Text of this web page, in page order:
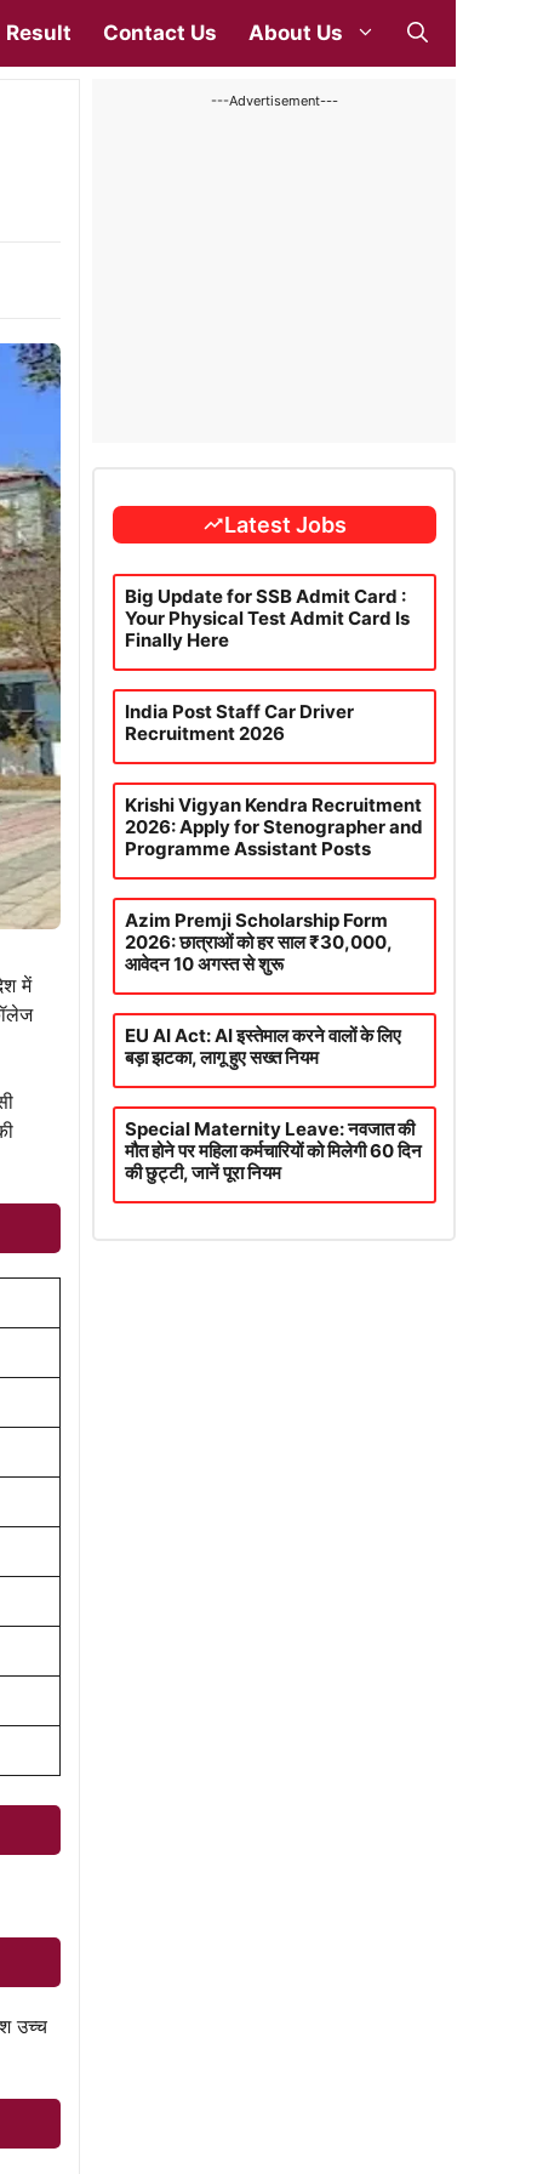
Result Contact Us About Us
में
उच्च
---Advertisement---
Latest Jobs
Big Update for SSB Admit Card :
Your Physical Test Admit Card Is
Finally Here
India Post Staff Car Driver
Recruitment 2026
Krishi Vigyan Kendra Recruitment
2026: Apply for Stenographer and
Programme Assistant Posts
Azim Premji Scholarship Form
2026: छात्राओं को हर साल ₹30,000,
आवेदन 10 अगस्त से शुरू
EU AI Act: AI इस्तेमाल करने वालों के लिए
बड़ा झटका, लागू हुए सख्त नियम
Special Maternity Leave: नवजात की
मौत होने पर महिला कर्मचारियों को मिलेगी 60 दिन
की छुट्टी, जानें पूरा नियम